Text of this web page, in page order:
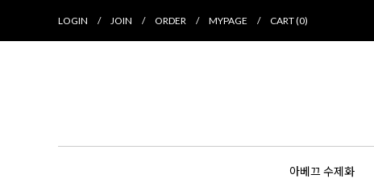
LOGIN / JOIN / ORDER / MYPAGE / CART (0)
아베끄 수제화